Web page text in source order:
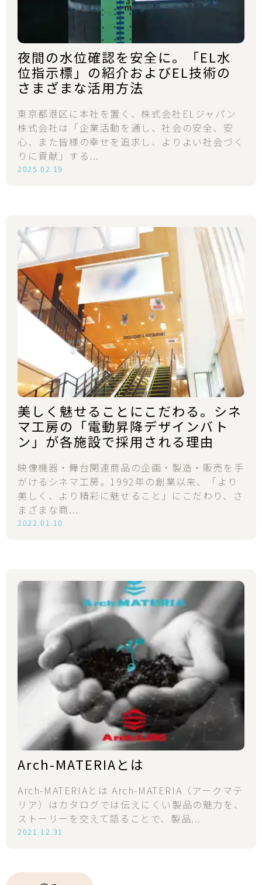
夜間の水位確認を安全に。「EL水
位指示標」の紹介およびEL技術の
さまざまな活用方法
東京都港区に本社を置く、株式会社ELジャパン
株式会社は「企業活動を通し、社会の安全、安
心、また皆様の幸せを追求し、よりよい社会づく
りに貢献」する...
2025.02.19
美しく魅せることにこだわる。シネ
マ工房の「電動昇降デザインバト
ン」が各施設で採用される理由
映像機器・舞台関連商品の企画・製造・販売を手
がけるシネマ工房。1992年の創業以来、「より
美しく、より精彩に魅せること」にこだわり、さ
まざまな商...
2022.01.10
Arch-MATERIAとは
Arch-MATERIAとは Arch-MATERIA（アークマテ
リア）はカタログでは伝えにくい製品の魅力を、
ストーリーを交えて語ることで、製品...
2021.12.31